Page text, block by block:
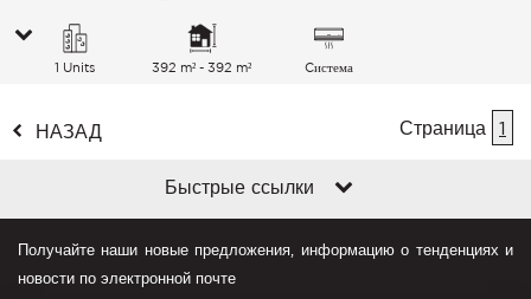
1 Units 392 m² - 392 m²
Cистема
НАЗАД Страница 1
Быстрые ссылки
Получайте наши новые предложения, информацию о тенденциях и
новости по электронной почте